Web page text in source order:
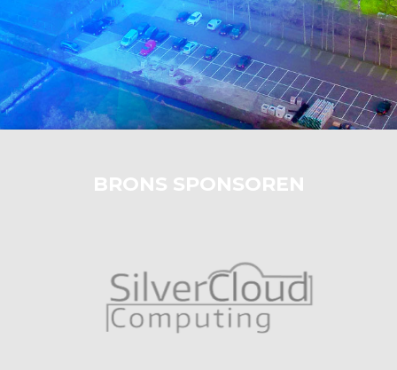
BRONS SPONSOREN